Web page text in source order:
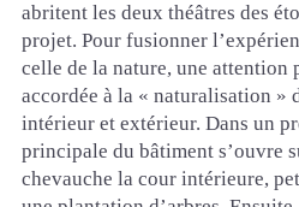
abritent les deux théâtres des
projet. Pour fusionner
celle de la nature, une attention
accordée à la « naturalisation »
intérieur et extérieur. Dans un
principale du bâtiment s’ouvre
chevauche la cour intérieure,